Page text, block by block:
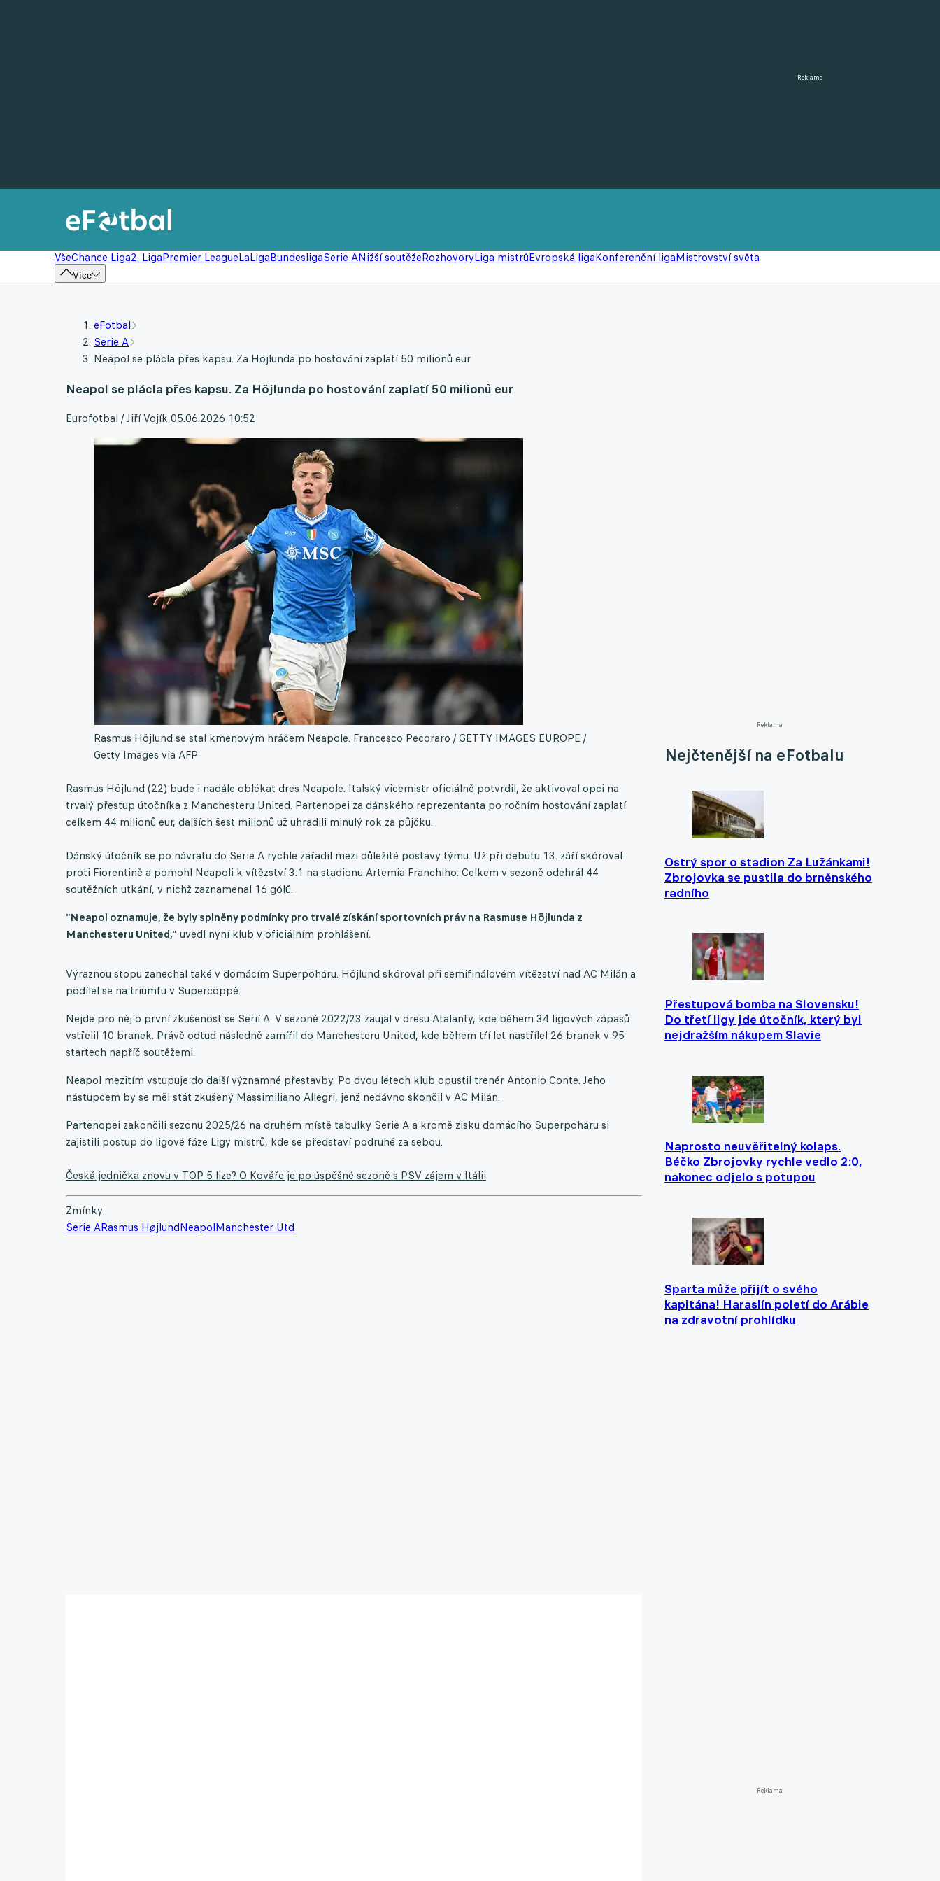
Reklama
VšeChance Liga2. LigaPremier LeagueLaLigaBundesligaSerie ANižší soutěžeRozhovoryLiga mistrůEvropská ligaKonferenční ligaMistrovství světa
Více
Reklama
Nejčtenější na eFotbalu
Ostrý spor o stadion Za Lužánkami!
Zbrojovka se pustila do brněnského
radního
Přestupová bomba na Slovensku!
Do třetí ligy jde útočník, který byl
nejdražším nákupem Slavie
Naprosto neuvěřitelný kolaps.
Béčko Zbrojovky rychle vedlo 2:0,
nakonec odjelo s potupou
Sparta může přijít o svého
kapitána! Haraslín poletí do Arábie
na zdravotní prohlídku
Reklama
eFotbal
Serie A
Neapol se plácla přes kapsu. Za Höjlunda po hostování zaplatí 50 milionů eur
Neapol se plácla přes kapsu. Za Höjlunda po hostování zaplatí 50 milionů eur
Eurofotbal / Jiří Vojík,05.06.2026 10:52
Rasmus Höjlund se stal kmenovým hráčem Neapole. Francesco Pecoraro / GETTY IMAGES EUROPE /
Getty Images via AFP
Rasmus Höjlund (22) bude i nadále oblékat dres Neapole. Italský vicemistr oficiálně potvrdil, že aktivoval opci na
trvalý přestup útočníka z Manchesteru United. Partenopei za dánského reprezentanta po ročním hostování zaplatí
celkem 44 milionů eur, dalších šest milionů už uhradili minulý rok za půjčku.
Dánský útočník se po návratu do Serie A rychle zařadil mezi důležité postavy týmu. Už při debutu 13. září skóroval
proti Fiorentině a pomohl Neapoli k vítězství 3:1 na stadionu Artemia Franchiho. Celkem v sezoně odehrál 44
soutěžních utkání, v nichž zaznamenal 16 gólů.
"Neapol oznamuje, že byly splněny podmínky pro trvalé získání sportovních práv na Rasmuse Höjlunda z
Manchesteru United," uvedl nyní klub v oficiálním prohlášení.
Výraznou stopu zanechal také v domácím Superpoháru. Höjlund skóroval při semifinálovém vítězství nad AC Milán a
podílel se na triumfu v Supercoppě.
Nejde pro něj o první zkušenost se Serií A. V sezoně 2022/23 zaujal v dresu Atalanty, kde během 34 ligových zápasů
vstřelil 10 branek. Právě odtud následně zamířil do Manchesteru United, kde během tří let nastřílel 26 branek v 95
startech napříč soutěžemi.
Neapol mezitím vstupuje do další významné přestavby. Po dvou letech klub opustil trenér Antonio Conte. Jeho
nástupcem by se měl stát zkušený Massimiliano Allegri, jenž nedávno skončil v AC Milán.
Partenopei zakončili sezonu 2025/26 na druhém místě tabulky Serie A a kromě zisku domácího Superpoháru si
zajistili postup do ligové fáze Ligy mistrů, kde se představí podruhé za sebou.
Česká jednička znovu v TOP 5 lize? O Kováře je po úspěšné sezoně s PSV zájem v Itálii
Zmínky
Serie ARasmus HøjlundNeapolManchester Utd